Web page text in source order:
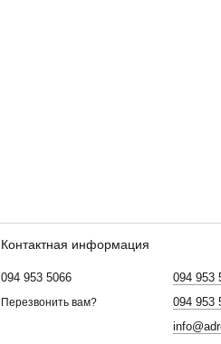
Контактная информация
094 953 5066
Перезвонить вам?
094 953
094 953